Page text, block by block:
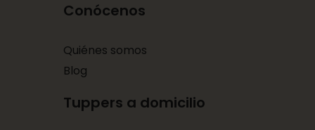
Conócenos
Quiénes somos
Blog
Tuppers a domicilio